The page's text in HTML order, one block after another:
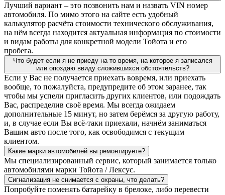
Лучший вариант – это позвонить нам и назвать VIN номер
автомобиля. По мимо этого на сайте есть удобный
калькулятор расчёта стоимости технического обслуживания,
на нём всегда находится актуальная информация по стоимости
и видам работы для конкретной модели Тойота и его
пробега.
Что будет если я не приеду на то время, на которое я записался
или опоздаю ввиду сложившихся обстоятельств?
Если у Вас не получается приехать вовремя, или приехать
вообще, то пожалуйста, предупредите об этом заранее, так
чтобы мы успели пригласить других клиентов, или подождать
Вас, распределив своё время. Мы всегда ожидаем
дополнительные 15 минут, но затем берёмся за другую работу,
и, в случае если Вы всё-таки приехали, начнём заниматься
Вашим авто после того, как освободимся с текущим
клиентом.
Какие марки автомобилей вы ремонтируете?
Мы специализированный сервис, который занимается только
автомобилями марки Тойота / Лексус.
Сигнализация не снимается с охраны, что делать?
Попробуйте поменять батарейку в брелоке, либо перевести